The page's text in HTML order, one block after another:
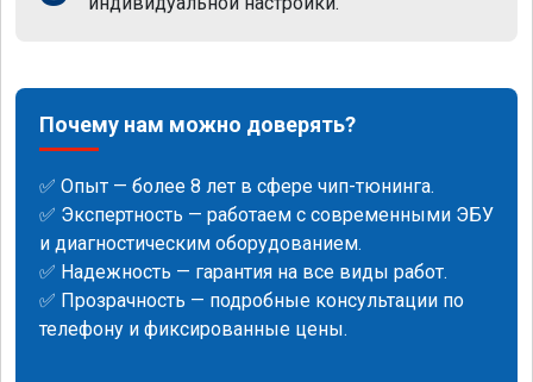
Почему нам можно доверять?
✅ Опыт — более 8 лет в сфере чип-тюнинга.
✅ Экспертность — работаем с современными ЭБУ
и диагностическим оборудованием.
✅ Надежность — гарантия на все виды работ.
✅ Прозрачность — подробные консультации по
телефону и фиксированные цены.